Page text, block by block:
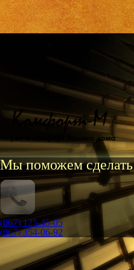
Мы поможем
(067) 125-45-05
(067) 354-06-92